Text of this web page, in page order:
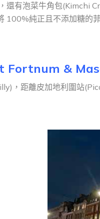
有泡菜牛角包(Kimchi
100%純正且不添加糖的
Fortnum &
，距離皮加地利圍站